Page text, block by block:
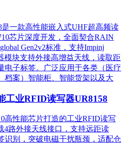
一款高性能嵌入式UHF超高频读
芯片深度开发，全面契合RAIN
Gen2v2标准，支持Impinj
模块支持外接高增益天线，读取距
电子标签。广泛应用于各类（医疗
档案）智能柜、智能货架以及大
工业RFID读写器UR8158
高性能芯片打造的工业RFID读写
4路外接天线接口，支持远距读
识别，突破电磁干扰瓶颈，适配仓